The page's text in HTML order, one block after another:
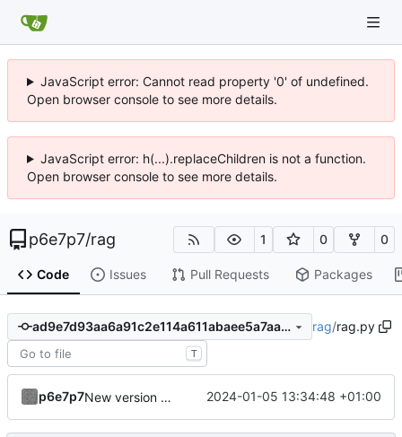
JavaScript error: Cannot read property '0' of undefined.
Open browser console to see more details.
JavaScript error: h(...).replaceChildren is not a function.
Open browser console to see more details.
p6e7p7/rag 1 0 0
Code Issues Pull Requests Packages
ad9e7d93aa6a91c2e114a611abaee5a7aa8d515d rag/rag.py
T
p6e7p7 New version where the streaming streamlit app is working. Refactoring of the prompt mechanism. New, more efficient prompt with citations of the URL. 2024-01-05 13:34:48 +01:00